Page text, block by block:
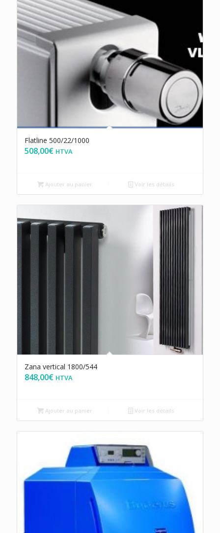
Flatline 500/22/1000
508,00€ HTVA
Ajouter au panier Voir les détails
Zana vertical 1800/544
848,00€ HTVA
Ajouter au panier Voir les détails